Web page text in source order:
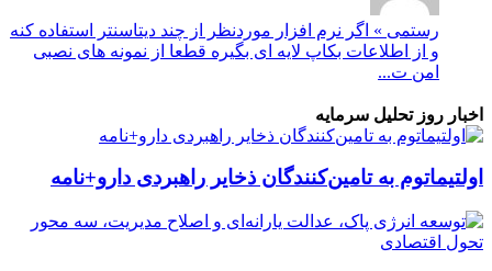
رستمی » اگر نرم افزار موردنظر از چند دیتاسنتر استفاده کنه
و از اطلاعات بکاپ لایه ای بگیره قطعا از نمونه های نصبی
امن ت...
اخبار روز تحلیل سرمایه
اولتیماتوم به تامین‌کنندگان ذخایر راهبردی دارو+نامه